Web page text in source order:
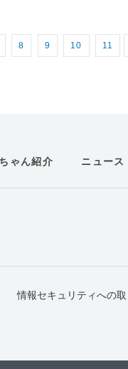
8 9 10 11
ゃん紹介 ニュース
情報セキュリティへの